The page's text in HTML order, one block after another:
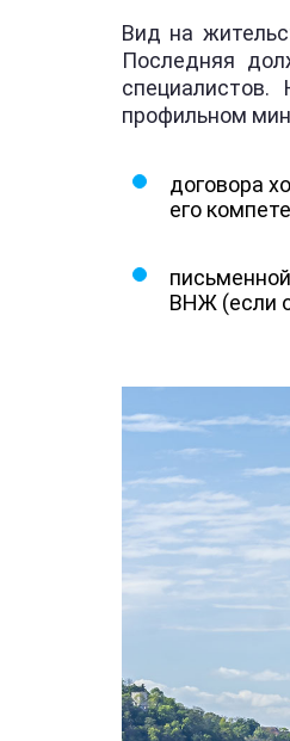
Вид на
Последняя
профильном
договора
его
ВНЖ (если